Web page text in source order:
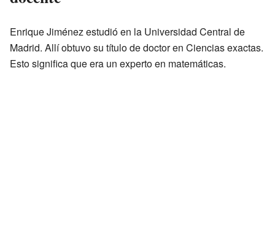
Enrique Jiménez estudió en la Universidad Central de
Madrid. Allí obtuvo su título de doctor en Ciencias exactas.
Esto significa que era un experto en matemáticas.